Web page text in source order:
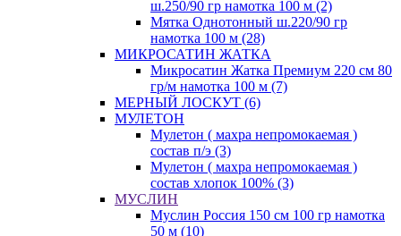
ш.250/90 гр намотка 100 м (2)
Мятка Однотонный ш.220/90 гр
намотка 100 м (28)
МИКРОСАТИН ЖАТКА
Микросатин Жатка Премиум 220 см 80
гр/м намотка 100 м (7)
МЕРНЫЙ ЛОСКУТ (6)
МУЛЕТОН
Мулетон ( махра непромокаемая )
состав п/э (3)
Мулетон ( махра непромокаемая )
состав хлопок 100% (3)
МУСЛИН
Муслин Россия 150 см 100 гр намотка
50 м (10)